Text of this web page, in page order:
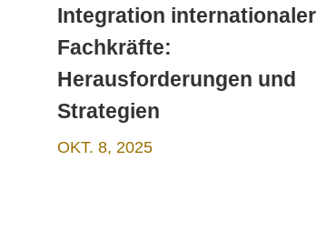
Integration internationaler
Fachkräfte:
Herausforderungen und
Strategien
OKT. 8, 2025